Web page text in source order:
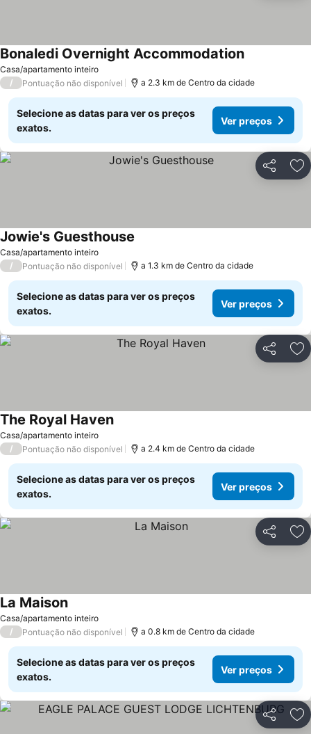
Casa/apartamento inteiro
Bonaledi Overnight Accommodation
/ Pontuação não disponível a 2.3 km de Centro da cidade
Selecione as datas para ver os preços
exatos.
Ver preços
Partilhar
Casa/apartamento inteiro
Jowie's Guesthouse
/ Pontuação não disponível a 1.3 km de Centro da cidade
Selecione as datas para ver os preços
exatos.
Ver preços
Partilhar
Casa/apartamento inteiro
The Royal Haven
/ Pontuação não disponível a 2.4 km de Centro da cidade
Selecione as datas para ver os preços
exatos.
Ver preços
Partilhar
Casa/apartamento inteiro
La Maison
/ Pontuação não disponível a 0.8 km de Centro da cidade
Selecione as datas para ver os preços
exatos.
Ver preços
Partilhar